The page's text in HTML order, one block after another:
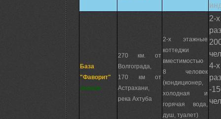
База
"Фаворит"
эконом
270 км. от
Волгограда,
170 км от
Астрахани,
река Ахтуба
2-х этажные
коттеджи
вместимостью
8 человек
(кондиционер,
холодная и
горячая вода,
душ, туалет)
4-
-